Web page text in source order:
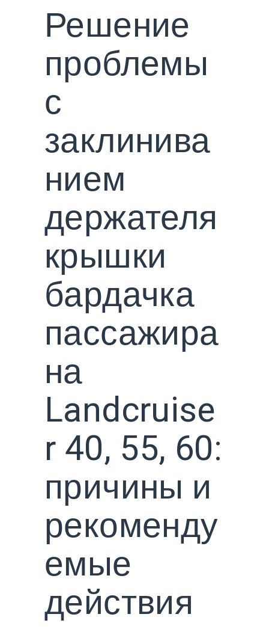
Решение
проблемы
с
заклинива
нием
держателя
крышки
бардачка
пассажира
на
Landcruise
r 40, 55, 60:
причины и
рекоменду
емые
действия